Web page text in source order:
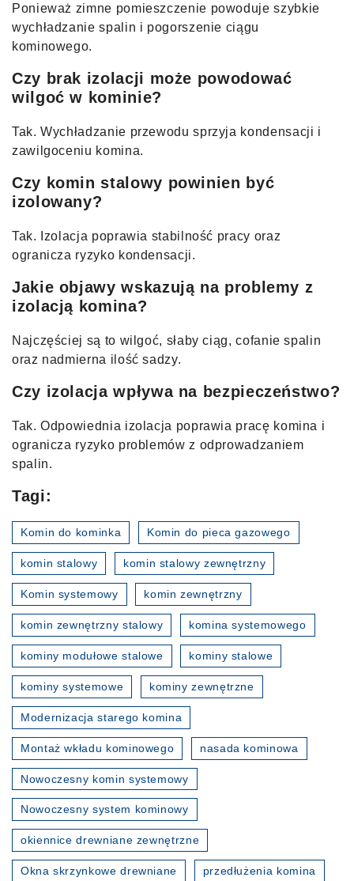
Ponieważ zimne pomieszczenie powoduje szybkie
wychładzanie spalin i pogorszenie ciągu
kominowego.
Czy brak izolacji może powodować
wilgoć w kominie?
Tak. Wychładzanie przewodu sprzyja kondensacji i
zawilgoceniu komina.
Czy komin stalowy powinien być
izolowany?
Tak. Izolacja poprawia stabilność pracy oraz
ogranicza ryzyko kondensacji.
Jakie objawy wskazują na problemy z
izolacją komina?
Najczęściej są to wilgoć, słaby ciąg, cofanie spalin
oraz nadmierna ilość sadzy.
Czy izolacja wpływa na bezpieczeństwo?
Tak. Odpowiednia izolacja poprawia pracę komina i
ogranicza ryzyko problemów z odprowadzaniem
spalin.
Tagi:
Komin do kominka Komin do pieca gazowego
komin stalowy komin stalowy zewnętrzny
Komin systemowy komin zewnętrzny
komin zewnętrzny stalowy komina systemowego
kominy modułowe stalowe kominy stalowe
kominy systemowe kominy zewnętrzne
Modernizacja starego komina
Montaż wkładu kominowego nasada kominowa
Nowoczesny komin systemowy
Nowoczesny system kominowy
okiennice drewniane zewnętrzne
Okna skrzynkowe drewniane przedłużenia komina